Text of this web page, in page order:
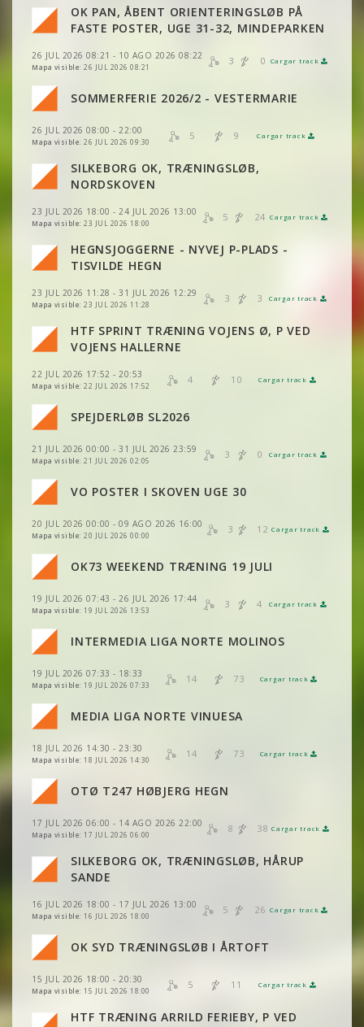
OK PAN, ÅBENT ORIENTERINGSLØB PÅ
FASTE POSTER, UGE 31-32, MINDEPARKEN
26 JUL 2026 08:21 - 10 AGO 2026 08:22
Mapa visible: 26 JUL 2026 08:21
3 0 Cargar track
VER 2DRERUN
VER 2DRERUN
SOMMERFERIE 2026/2 - VESTERMARIE
26 JUL 2026 08:00 - 22:00
Mapa visible: 26 JUL 2026 09:30
5 9 Cargar track
VER 2DRERUN
VER 2DRERUN
VER 2DRERUN
VER 2DRERUN
SILKEBORG OK, TRÆNINGSLØB,
NORDSKOVEN
23 JUL 2026 18:00 - 24 JUL 2026 13:00
Mapa visible: 23 JUL 2026 18:00
5 24 Cargar track
VER 2DRERUN
VER 2DRERUN
VER 2DRERUN
VER 2DRERUN
VER 2DRERUN
HEGNSJOGGERNE - NYVEJ P-PLADS -
TISVILDE HEGN
23 JUL 2026 11:28 - 31 JUL 2026 12:29
Mapa visible: 23 JUL 2026 11:28
3 3 Cargar track
VER 2DRERUN
VER 2DRERUN
VER 2DRERUN
HTF SPRINT TRÆNING VOJENS Ø, P VED
VOJENS HALLERNE
22 JUL 2026 17:52 - 20:53
Mapa visible: 22 JUL 2026 17:52
4 10 Cargar track
VER 2DRERUN
VER 2DRERUN
VER 2DRERUN
VER 2DRERUN
SPEJDERLØB SL2026
21 JUL 2026 00:00 - 31 JUL 2026 23:59
Mapa visible: 21 JUL 2026 02:05
3 0 Cargar track
VER 2DRERUN
VER 2DRERUN
VER 2DRERUN
VO POSTER I SKOVEN UGE 30
20 JUL 2026 00:00 - 09 AGO 2026 16:00
Mapa visible: 20 JUL 2026 00:00
3 12 Cargar track
VER 2DRERUN
VER 2DRERUN
VER 2DRERUN
OK73 WEEKEND TRÆNING 19 JULI
19 JUL 2026 07:43 - 26 JUL 2026 17:44
Mapa visible: 19 JUL 2026 13:53
3 4 Cargar track
VER 2DRERUN
VER 2DRERUN
VER 2DRERUN
INTERMEDIA LIGA NORTE MOLINOS
19 JUL 2026 07:33 - 18:33
Mapa visible: 19 JUL 2026 07:33
14 73 Cargar track
VER 2DRERUN
VER 2DRERUN
VER 2DRERUN
VER 2DRERUN
VER 2DRERUN
VER 2DRERUN
VER 2DRERUN
VER
VER
VER 2DRERUN
VER 2DRERUN
VER 2DRERUN
MEDIA LIGA NORTE VINUESA
18 JUL 2026 14:30 - 23:30
Mapa visible: 18 JUL 2026 14:30
14 73 Cargar track
VER 2DRERUN
VER 2DRERUN
VER 2DRERUN
VER 2DRERUN
VER 2DRERUN
VER 2DRERUN
VER 2DRERUN
VER
VER
VER 2DRERUN
VER 2DRERUN
VER 2DRERUN
OTØ T247 HØBJERG HEGN
17 JUL 2026 06:00 - 14 AGO 2026 22:00
Mapa visible: 17 JUL 2026 06:00
8 38 Cargar track
VER 2DRERUN
VER
VER
VER 2DRERUN
VER 2DRERUN
VER 2DRERUN
SILKEBORG OK, TRÆNINGSLØB, HÅRUP
SANDE
16 JUL 2026 18:00 - 17 JUL 2026 13:00
Mapa visible: 16 JUL 2026 18:00
5 26 Cargar track
VER 2DRERUN
VER 2DRERUN
VER 2DRERUN
VER
VER 2DRERUN
OK SYD TRÆNINGSLØB I ÅRTOFT
15 JUL 2026 18:00 - 20:30
Mapa visible: 15 JUL 2026 18:00
5 11 Cargar track
VER 2DRERUN
VER 2DRERUN
VER 2DRERUN
VER 2DRERUN
VER 2DRERUN
HTF TRÆNING ARRILD FERIEBY, P VED
VER 2DRERUN
VER 2DRERUN
VER 2DRERUN
VER 2DRERUN